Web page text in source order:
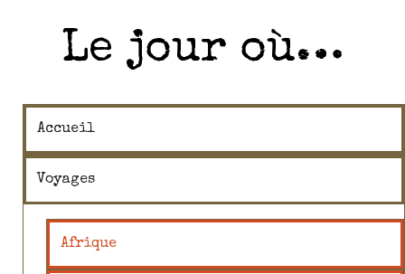
Le jour où…
Accueil
Voyages
Afrique